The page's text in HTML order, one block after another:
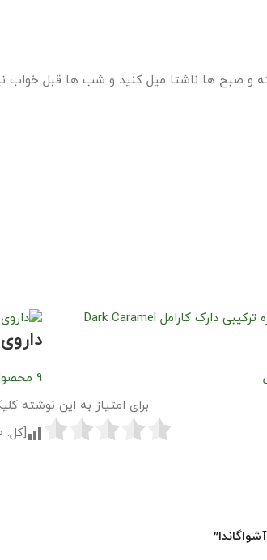
و صبح ها ناشتا میل کنید و شب ها قبل خواب نیز
9 محصول
برای امتیاز به این نوشته
[کل: